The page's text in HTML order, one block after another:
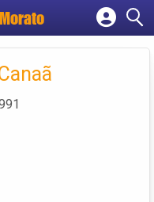
empresa